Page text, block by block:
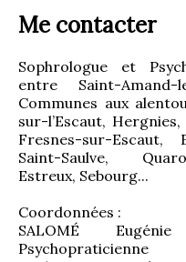
Me contacter
Sophrologue et
entre Saint-Amand-
Communes aux
sur-l’Escaut,
Fresnes-sur-Escaut,
Saint-Saulve,
Estreux, Sebourg...
Coordonnées :
SALOMÉ
Psychopraticienne